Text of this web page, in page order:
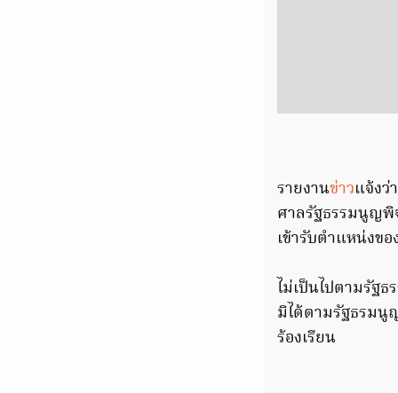
รายงานข่าวแจ้ง
ศาลรัฐธรรมนูญ
เข้ารับตำแหน่งข
ไม่เป็นไปตามรัฐ
มิได้ตามรัฐธรมนู
ร้องเรียน